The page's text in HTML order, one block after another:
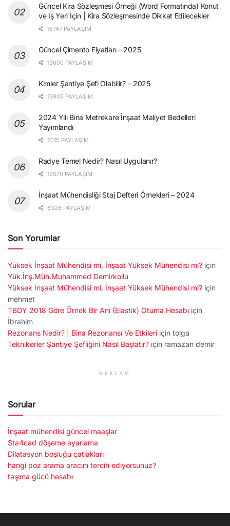
Güncel Kira Sözleşmesi Örneği (Word Formatında) Konut
ve İş Yeri İçin | Kira Sözleşmesinde Dikkat Edilecekler
15747 PAYLAŞIM
Güncel Çimento Fiyatları – 2025
13600 PAYLAŞIM
Kimler Şantiye Şefi Olabilir? – 2025
13945 PAYLAŞIM
2024 Yılı Bina Metrekare İnşaat Maliyet Bedelleri
Yayımlandı
7015 PAYLAŞIM
Radye Temel Nedir? Nasıl Uygulanır?
12070 PAYLAŞIM
İnşaat Mühendisliği Staj Defteri Örnekleri – 2024
6326 PAYLAŞIM
Son Yorumlar
Yüksek İnşaat Mühendisi mi, İnşaat Yüksek Mühendisi mi? için
Yük.İnş.Müh.Muhammed Demirkollu
Yüksek İnşaat Mühendisi mi, İnşaat Yüksek Mühendisi mi? için
mehmet
TBDY 2018 Göre Örnek Bir Ani (Elastik) Otuma Hesabı için
İbrahim
Rezonans Nedir? | Bina Rezonansı Ve Etkileri için tolga
Teknikerler Şantiye Şefliğini Nasıl Başlatır? için ramazan demir
REKLAM
Sorular
İnşaat mühendisi güncel maaşlar
Sta4cad döşeme ayarlama
Dilatasyon boşluğu çatlakları
hangi poz arama aracını tercih ediyorsunuz?
taşıma gücü hesabı